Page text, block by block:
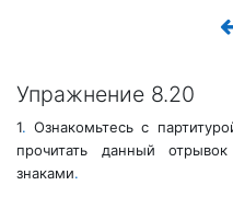
Упражнение 8.20
1. Ознакомьтесь с
прочитать данный
знаками.